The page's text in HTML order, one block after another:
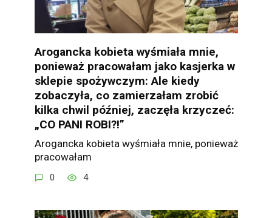
Arogancka kobieta wyśmiała mnie,
ponieważ pracowałam jako kasjerka w
sklepie spożywczym: Ale kiedy
zobaczyła, co zamierzałam zrobić
kilka chwil później, zaczęła krzyczeć:
„CO PANI ROBI?!”
Arogancka kobieta wyśmiała mnie, ponieważ
pracowałam
0 4